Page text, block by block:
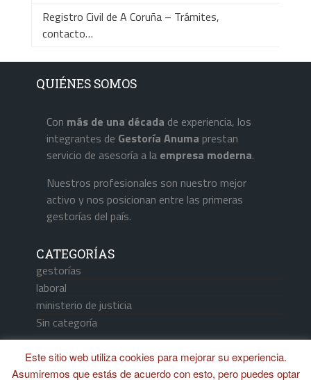
Registro Civil de A Coruña – Trámites,
contacto…
QUIÉNES SOMOS
Con más de una década de experiencia, los
integrantes de Gestoría Anuma prestan
servicio de asesoría a la empresa moderna.
Nuestros profesionales son nuestro mejor
activo y nos posicionan entre las primeras
gestorías del país.
CATEGORÍAS
gestorías
laboral
ministerio de justicia
Sin categoría
Aviso Legal / Política de Cookies
Este sitio web utiliza cookies para mejorar su experiencia.
Asumiremos que estás de acuerdo con esto, pero puedes optar